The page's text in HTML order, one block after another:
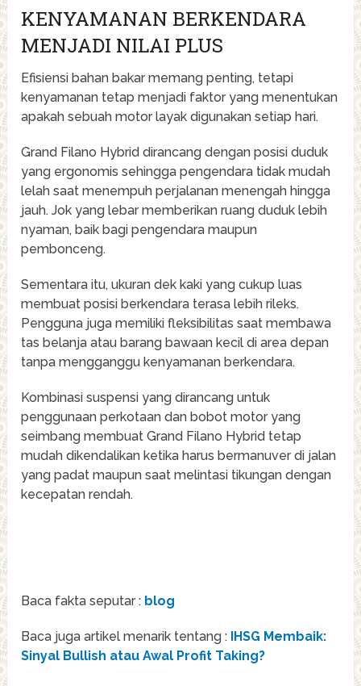
KENYAMANAN BERKENDARA
MENJADI NILAI PLUS
Efisiensi bahan bakar memang penting, tetapi
kenyamanan tetap menjadi faktor yang menentukan
apakah sebuah motor layak digunakan setiap hari.
Grand Filano Hybrid dirancang dengan posisi duduk
yang ergonomis sehingga pengendara tidak mudah
lelah saat menempuh perjalanan menengah hingga
jauh. Jok yang lebar memberikan ruang duduk lebih
nyaman, baik bagi pengendara maupun
pembonceng.
Sementara itu, ukuran dek kaki yang cukup luas
membuat posisi berkendara terasa lebih rileks.
Pengguna juga memiliki fleksibilitas saat membawa
tas belanja atau barang bawaan kecil di area depan
tanpa mengganggu kenyamanan berkendara.
Kombinasi suspensi yang dirancang untuk
penggunaan perkotaan dan bobot motor yang
seimbang membuat Grand Filano Hybrid tetap
mudah dikendalikan ketika harus bermanuver di jalan
yang padat maupun saat melintasi tikungan dengan
kecepatan rendah.
Baca fakta seputar : blog
Baca juga artikel menarik tentang : IHSG Membaik:
Sinyal Bullish atau Awal Profit Taking?